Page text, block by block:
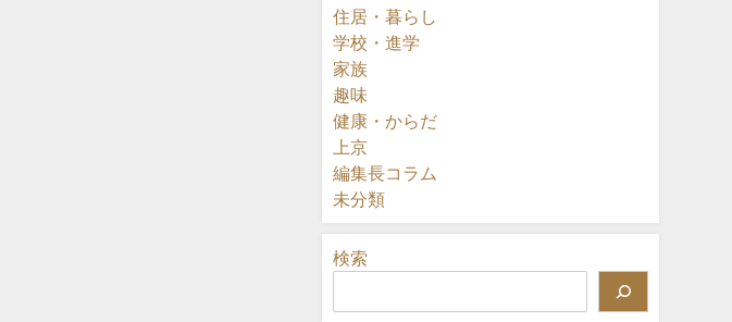
住居・暮らし
学校・進学
家族
趣味
健康・からだ
上京
編集長コラム
未分類
検索